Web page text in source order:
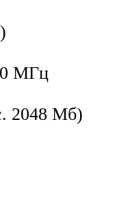
МГц
2048 Мб)